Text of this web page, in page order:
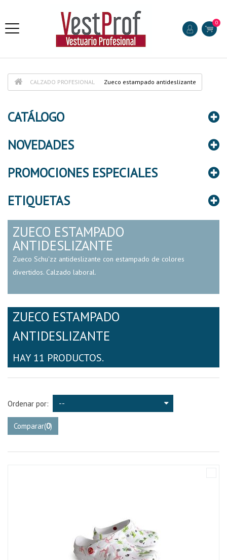
0
CALZADO PROFESIONAL Zueco estampado antideslizante
CATÁLOGO
NOVEDADES
PROMOCIONES ESPECIALES
ETIQUETAS
ZUECO ESTAMPADO
ANTIDESLIZANTE
Zueco Schu'zz antideslizante con estampado de colores
divertidos. Calzado laboral.
ZUECO ESTAMPADO
ANTIDESLIZANTE
HAY 11 PRODUCTOS.
Ordenar por: --
Comparar(0)